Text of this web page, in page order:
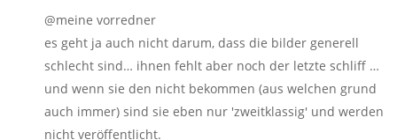
@meine vorredner
es geht ja auch nicht darum, dass die bilder generell
schlecht sind… ihnen fehlt aber noch der letzte schliff …
und wenn sie den nicht bekommen (aus welchen grund
auch immer) sind sie eben nur 'zweitklassig' und werden
nicht veröffentlicht.